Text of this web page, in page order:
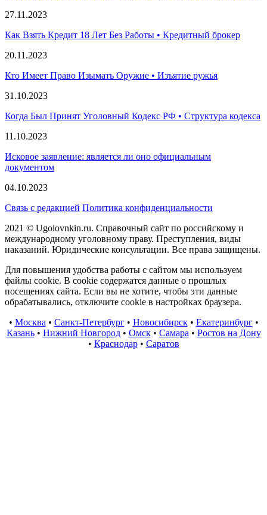
27.11.2023
Как Взять Кредит 18 Лет Без Работы • Кредитный брокер
20.11.2023
Кто Имеет Право Изымать Оружие • Изъятие ружья
31.10.2023
Когда Был Принят Уголовный Кодекс РФ • Структура кодекса
11.10.2023
Исковое заявление: является ли оно официальным
документом
04.10.2023
Связь с редакцией Политика конфиденциальности
2021 © Ugolovnkin.ru. Справочный сайт по российскому и
международному уголовному праву. Преступления, виды
наказаний. Юридические консультации. Все права защищены.
Для повышения удобства работы с сайтом мы используем
файлы cookie. В cookie содержатся данные о прошлых
посещениях сайта. Если вы не хотите, чтобы эти данные
обрабатывались, отключите cookie в настройках браузера.
• Москва • Санкт-Петербург• Новосибирск• Екатеринбург•
Казань• Нижний Новгород• Омск• Самара • Ростов на Дону
• Краснодар• Саратов